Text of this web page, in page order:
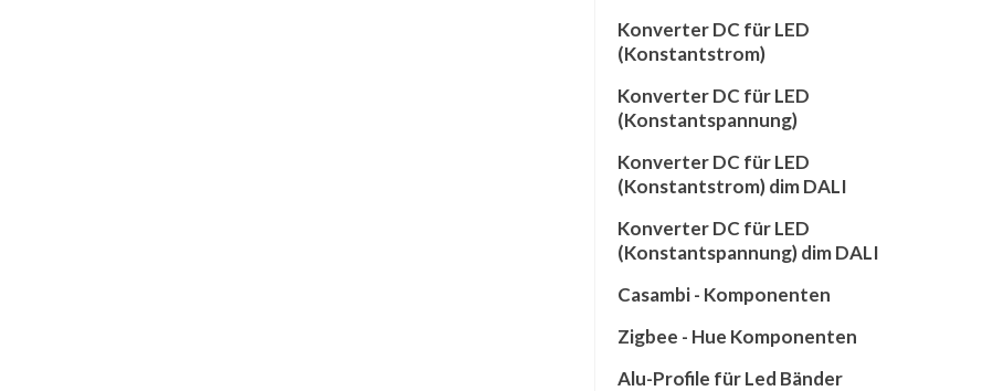
Konverter DC für LED
(Konstantstrom)
Konverter DC für LED
(Konstantspannung)
Konverter DC für LED
(Konstantstrom) dim DALI
Konverter DC für LED
(Konstantspannung) dim DALI
Casambi - Komponenten
Zigbee - Hue Komponenten
Alu-Profile für Led Bänder